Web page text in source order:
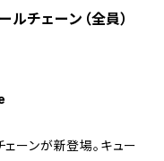
チェーン（全員）
ーンが新登場。キュー